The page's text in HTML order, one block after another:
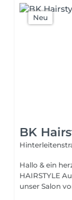
Neu
BK
Hallo & ein
HAIRSTYLE Aus Liebe zum Haar und Friseurberuf entstand
unser Salon